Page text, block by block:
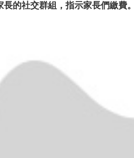
的社交群組，指示家長們繳費